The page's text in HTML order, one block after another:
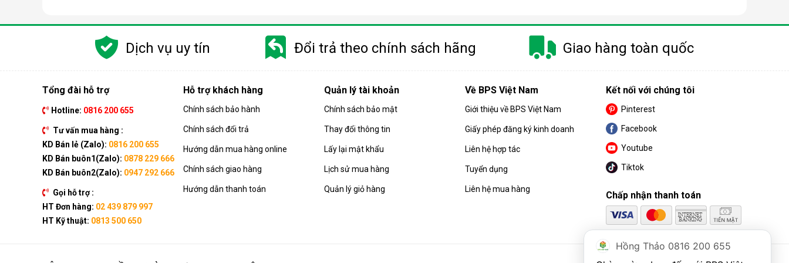
Ưu điểm vượt trội của điều hòa di động
Dịch vụ uy tín Đổi trả theo chính sách hãng Giao hàng toàn quốc
Tổng đài hỗ trợ
Hotline: 0816 200 655
Tư vấn mua hàng :
KD Bán lẻ (Zalo): 0816 200 655
KD Bán buôn1(Zalo): 0878 229 666
KD Bán buôn2(Zalo): 0947 292 666
Gọi hỗ trợ :
HT Đơn hàng: 02 439 879 997
HT Kỹ thuật: 0813 500 650
Hỗ trợ khách hàng
Chính sách bảo hành
Chính sách đổi trả
Hướng dẫn mua hàng online
Chính sách giao hàng
Hướng dẫn thanh toán
Quản lý tài khoản
Chính sách bảo mật
Thay đổi thông tin
Lấy lại mật khẩu
Lịch sử mua hàng
Quản lý giỏ hàng
Về BPS Việt Nam
Giới thiệu về BPS Việt Nam
Giấy phép đăng ký kinh doanh
Liên hệ hợp tác
Tuyển dụng
Liên hệ mua hàng
Kết nối với chúng tôi
Pinterest
Facebook
Youtube
Tiktok
Chấp nhận thanh toán
Hồng Thảo 0816 200 655